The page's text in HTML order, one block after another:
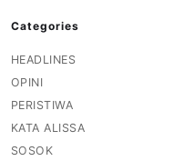
Categories
HEADLINES
OPINI
PERISTIWA
KATA ALISSA
SOSOK